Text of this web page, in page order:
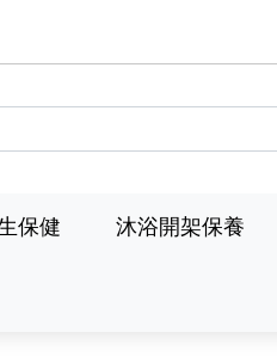
保健 沐浴開架保養